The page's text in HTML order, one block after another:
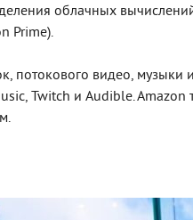
облачных
Prime).
потокового видео, музыки
Twitch и Audible. Amazon